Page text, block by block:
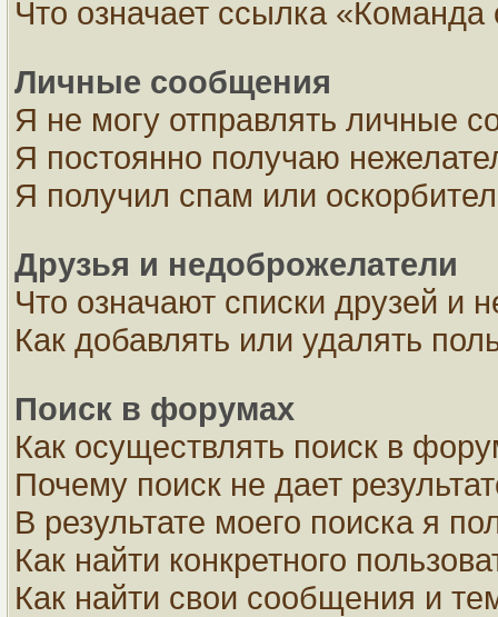
Что означает ссылка «Команда
Личные сообщения
Я не могу отправлять личные
Я постоянно получаю
Я получил спам или
Друзья и недоброжелатели
Что означают списки друзей и
Как добавлять или удалять
Поиск в форумах
Как осуществлять поиск в
Почему поиск не дает
В результате моего поиска я
Как найти конкретного
Как найти свои сообщения и